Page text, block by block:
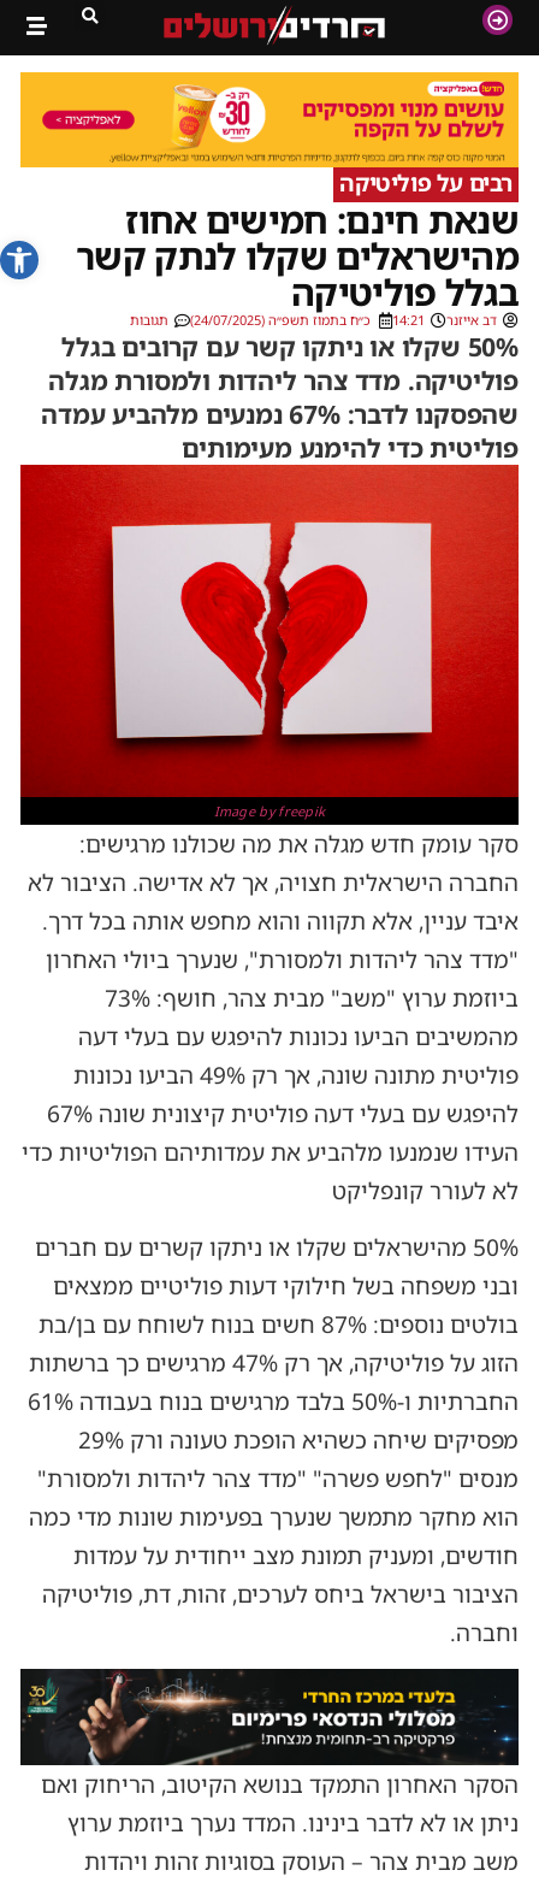
פתח
רבים על פוליטיקה
שנאת חינם: חמישים אחוז
מהישראלים שקלו לנתק קשר
בגלל פוליטיקה
דב אייזנר 14:21 כ״ח בתמוז תשפ״ה (24/07/2025) תגובות
50% שקלו או ניתקו קשר עם קרובים בגלל
פוליטיקה. מדד צהר ליהדות ולמסורת מגלה
שהפסקנו לדבר: 67% נמנעים מלהביע עמדה
פוליטית כדי להימנע מעימותים
Image by freepik
סקר עומק חדש מגלה את מה שכולנו מרגישים:
החברה הישראלית חצויה, אך לא אדישה. הציבור לא
איבד עניין, אלא תקווה והוא מחפש אותה בכל דרך.
"מדד צהר ליהדות ולמסורת", שנערך ביולי האחרון
ביוזמת ערוץ "משב" מבית צהר, חושף: 73%
מהמשיבים הביעו נכונות להיפגש עם בעלי דעה
פוליטית מתונה שונה, אך רק 49% הביעו נכונות
להיפגש עם בעלי דעה פוליטית קיצונית שונה 67%
העידו שנמנעו מלהביע את עמדותיהם הפוליטיות כדי
לא לעורר קונפליקט
50% מהישראלים שקלו או ניתקו קשרים עם חברים
ובני משפחה בשל חילוקי דעות פוליטיים ממצאים
בולטים נוספים: 87% חשים בנוח לשוחח עם בן/בת
הזוג על פוליטיקה, אך רק 47% מרגישים כך ברשתות
החברתיות ו-50% בלבד מרגישים בנוח בעבודה 61%
מפסיקים שיחה כשהיא הופכת טעונה ורק 29%
מנסים "לחפש פשרה" "מדד צהר ליהדות ולמסורת"
הוא מחקר מתמשך שנערך בפעימות שונות מדי כמה
חודשים, ומעניק תמונת מצב ייחודית על עמדות
הציבור בישראל ביחס לערכים, זהות, דת, פוליטיקה
וחברה.
הסקר האחרון התמקד בנושא הקיטוב, הריחוק ואם
ניתן או לא לדבר בינינו. המדד נערך ביוזמת ערוץ
משב מבית צהר – העוסק בסוגיות זהות ויהדות